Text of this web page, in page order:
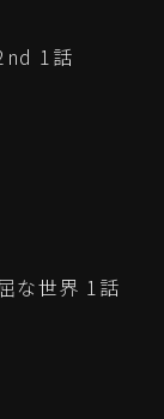
1話
な世界 1話